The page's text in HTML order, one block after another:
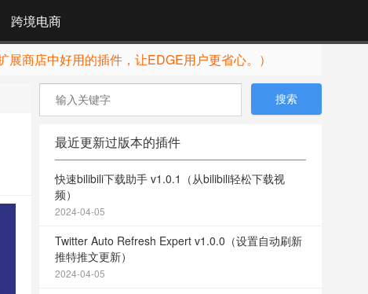
跨境电商
展商店中好用的插件，让EDGE用户更省心。）
最近更新过版本的插件
快速bilibili下载助手 v1.0.1（从bilibili轻松下载视
频）
2024-04-05
Twitter Auto Refresh Expert v1.0.0（设置自动刷新
推特推文更新）
2024-04-05